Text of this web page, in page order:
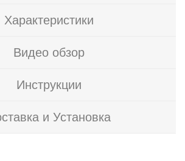
Характеристики
Видео обзор
Инструкции
и Установка